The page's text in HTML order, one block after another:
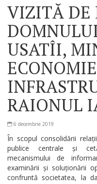
VIZITĂ DE
USATÎI,
RAIONUL
6 decembrie 2019
În scopul consolidării
publice centrale și
mecanismului de
examinării și soluționării
confruntă societatea, la